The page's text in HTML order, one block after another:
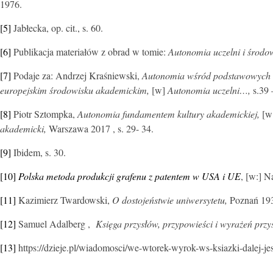
1976.
[5] Jabłecka, op. cit., s. 60.
[6] Publikacja materiałów z obrad w tomie:Autonomia uczelni i
[7] Podaje za: Andrzej Kraśniewski,Autonomia wśród
europejskim środowisku akademickim, [w]Autonomia uczelni…, s.39
[8] Piotr Sztompka,Autonomia fundamentem kultury akademickiej,
akademicki, Warszawa 2017 , s. 29- 34.
[9] Ibidem, s. 30.
[10] Polska metoda produkcji grafenu z patentem w USA i UE, [w:]
[11] Kazimierz Twardowski, O dostojeństwie uniwersytetu, Poznań
[12] Samuel Adalberg , Księga przysłów, przypowieści i wyrażeń
[13] https://dzieje.pl/wiadomosci/we-wtorek-wyrok-ws-ksiazki-dalej-